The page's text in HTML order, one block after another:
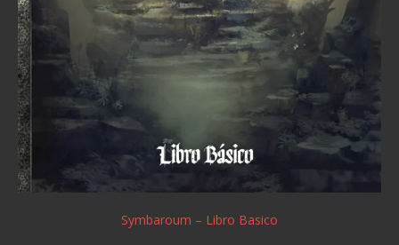
Symbaroum – Libro Basico